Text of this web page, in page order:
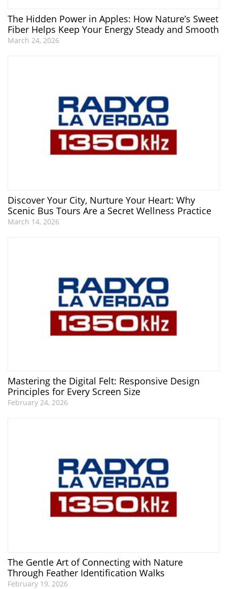
The Hidden Power in Apples: How Nature’s Sweet
Fiber Helps Keep Your Energy Steady and Smooth
March 24, 2026
Discover Your City, Nurture Your Heart: Why
Scenic Bus Tours Are a Secret Wellness Practice
March 14, 2026
Mastering the Digital Felt: Responsive Design
Principles for Every Screen Size
February 24, 2026
The Gentle Art of Connecting with Nature
Through Feather Identification Walks
February 19, 2026